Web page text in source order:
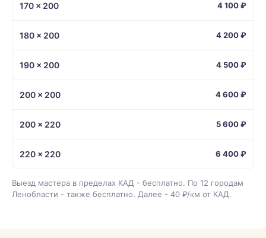
170 × 200 4 100 ₽
180 × 200 4 200 ₽
190 × 200 4 500 ₽
200 × 200 4 600 ₽
200 × 220 5 600 ₽
220 × 220 6 400 ₽
Выезд мастера в пределах КАД - бесплатно. По 12 городам
Ленобласти - также бесплатно. Далее - 40 ₽/км от КАД.